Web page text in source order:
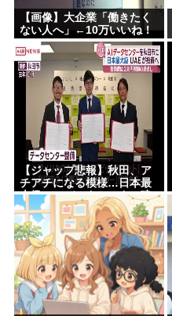
【画像】大企業「働きたく
ない人へ」←10万いいね！
【ジャップ悲報】秋田、ア
チアチになる模様…日本最
大級のAIデータセンター建
設決定！整備費は2兆円！